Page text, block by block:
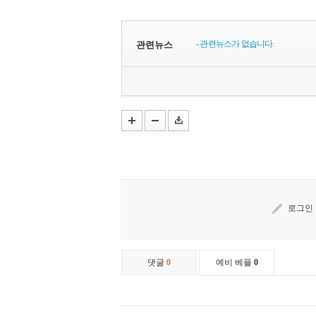
관련뉴스 - 관련뉴스가 없습니다.